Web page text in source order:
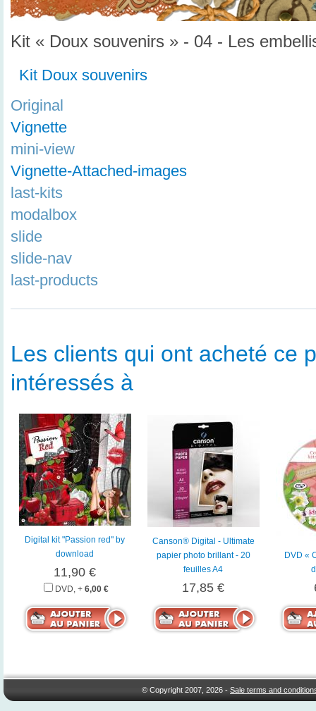
Kit « Doux souvenirs » - 04 - Les
Kit Doux souvenirs
Original
Vignette
mini-view
Vignette-Attached-images
last-kits
modalbox
slide
slide-nav
last-products
Les clients qui ont acheté ce
intéressés à
Digital kit "Passion red" by
download
11,90 €
DVD, + 6,00 €
Canson® Digital - Ultimate
papier photo brillant - 20
feuilles A4
17,85 €
DVD «
© Copyright 2007, 2026 -Sale terms and